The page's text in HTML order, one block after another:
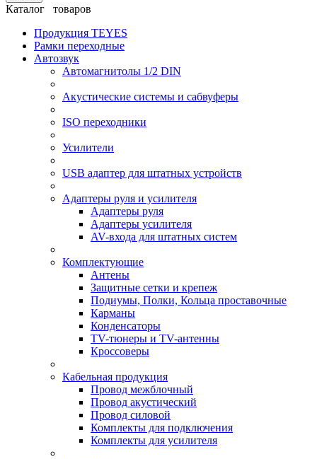
Каталог товаров
Продукция TEYES
Рамки переходные
Автозвук
Автомагнитолы 1/2 DIN
Акустические системы и сабвуферы
ISO переходники
Усилители
USB адаптер для штатных устройств
Адаптеры руля и усилителя
Адаптеры руля
Адаптеры усилителя
AV-входа для штатных систем
Комплектующие
Антены
Защитные сетки и крепеж
Подиумы, Полки, Кольца проставочные
Карманы
Конденсаторы
TV-тюнеры и TV-антенны
Кроссоверы
Кабельная продукция
Провод межблочный
Провод акустический
Провод силовой
Комплекты для подключения
Комплекты для усилителя